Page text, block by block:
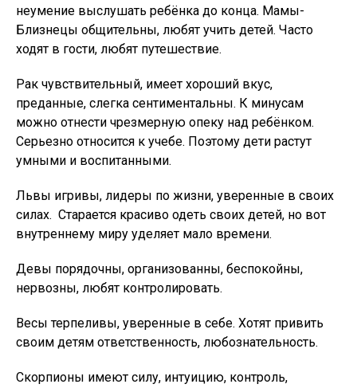
неумение выслушать ребёнка до конца. Мамы-
Близнецы общительны, любят учить детей. Часто
ходят в гости, любят путешествие.
Рак чувствительный, имеет хороший вкус,
преданные, слегка сентиментальны. К минусам
можно отнести чрезмерную опеку над ребёнком.
Серьезно относится к учебе. Поэтому дети растут
умными и воспитанными.
Львы игривы, лидеры по жизни, уверенные в своих
силах. Старается красиво одеть своих детей, но вот
внутреннему миру уделяет мало времени.
Девы порядочны, организованны, беспокойны,
нервозны, любят контролировать.
Весы терпеливы, уверенные в себе. Хотят привить
своим детям ответственность, любознательность.
Скорпионы имеют силу, интуицию, контроль,